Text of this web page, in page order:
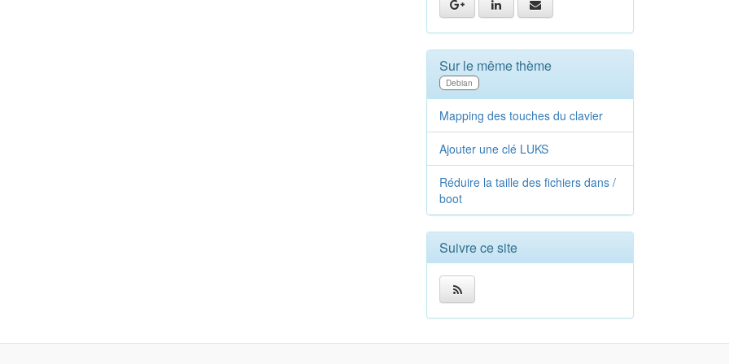
Sur le même thème
Debian
Mapping des touches du clavier
Ajouter une clé LUKS
Réduire la taille des fichiers dans /​
boot
Suivre ce site